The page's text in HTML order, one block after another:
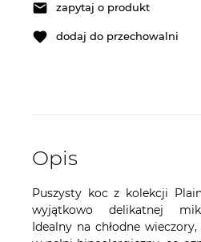
zapytaj o produkt
dodaj do przechowalni
Opis
Puszysty koc z kolekcji
wyjątkowo delikatnej
Idealny na chłodne